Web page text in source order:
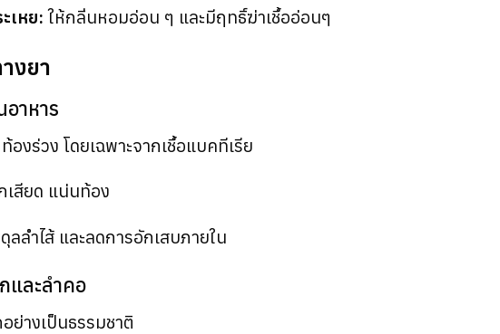
เหย: ให้กลิ่นหอมอ่อน ๆ และมีฤทธิ์ฆ่าเชื้ออ่อนๆ
งยา
อาหาร
องร่วง โดยเฉพาะจากเชื้อแบคทีเรีย
สียด แน่นท้อง
ลำไส้ และลดการอักเสบภายใน
และลำคอ
ย่างเป็นธรรมชาติ